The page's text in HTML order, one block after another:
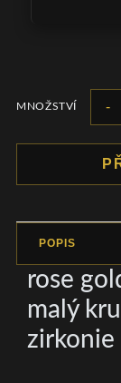
MNOŽSTVÍ -
POPIS
rose
malý
zirkonie